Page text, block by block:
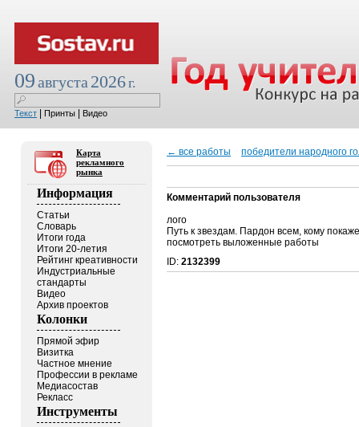
09августа 2026г.
Текст Принты Видео
Карта
рекламного
рынка
Информация
Статьи
Словарь
Итоги года
Итоги 20-летия
Рейтинг креативности
Индустриальные
стандарты
Видео
Архив проектов
Колонки
Прямой эфир
Визитка
Частное мнение
Профессии в рекламе
Медиасостав
Рекласс
Инструменты
← все работы победители народного
Комментарий пользователя
лого
Путь к звездам. Пардон всем, кому
посмотреть выложенные работы
ID: 2132399